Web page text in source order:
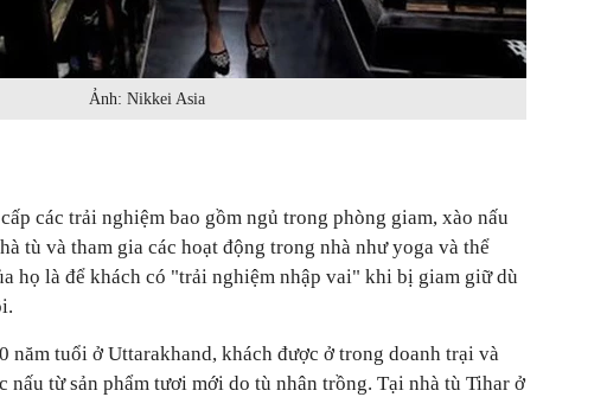
Ảnh: Nikkei Asia
các trải nghiệm bao gồm ngủ trong phòng giam, xào nấu
tù và tham gia các hoạt động trong nhà như yoga và thể
họ là để khách có "trải nghiệm nhập vai" khi bị giam giữ dù
năm tuổi ở Uttarakhand, khách được ở trong doanh trại và
nấu từ sản phẩm tươi mới do tù nhân trồng. Tại nhà tù Tihar ở